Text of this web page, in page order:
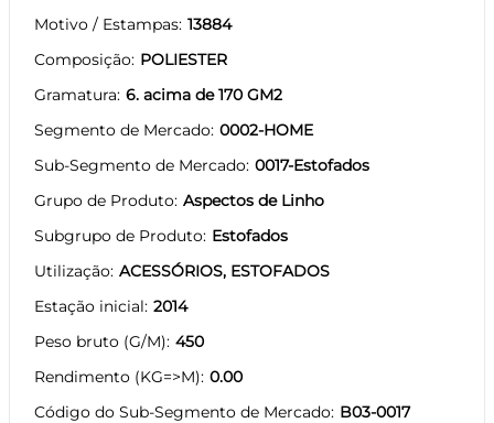
Motivo / Estampas 13884
Composição POLIESTER
Gramatura 6. acima de 170 GM2
Segmento de Mercado 0002-HOME
Sub-Segmento de Mercado 0017-Estofados
Grupo de Produto Aspectos de Linho
Subgrupo de Produto Estofados
Utilização ACESSÓRIOS, ESTOFADOS
Estação inicial 2014
Peso bruto (G/M) 450
Rendimento (KG=>M) 0.00
Código do Sub-Segmento de Mercado B03-0017